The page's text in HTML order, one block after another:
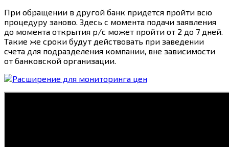
При обращении в другой банк придется пройти всю
процедуру заново. Здесь с момента подачи заявления
до момента открытия р/с может пройти от 2 до 7 дней.
Такие же сроки будут действовать при заведении
счета для подразделения компании, вне зависимости
от банковской организации.